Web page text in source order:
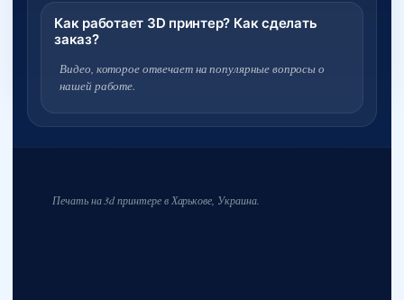
Как работает 3D принтер? Как сделать
заказ?
Видео, которое отвечает на популярные вопросы о
нашей работе.
Печать на 3d принтере в Харькове, Украина.